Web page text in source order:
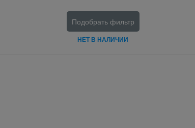
Подобрать фильтр
НЕТ В НАЛИЧИИ